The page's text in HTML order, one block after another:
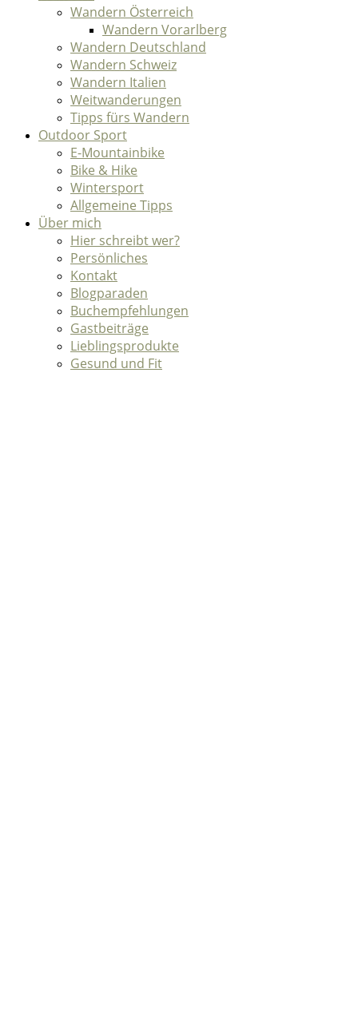
Wandern Österreich
Wandern Vorarlberg
Wandern Deutschland
Wandern Schweiz
Wandern Italien
Weitwanderungen
Tipps fürs Wandern
Outdoor Sport
E-Mountainbike
Bike & Hike
Wintersport
Allgemeine Tipps
Über mich
Hier schreibt wer?
Persönliches
Kontakt
Blogparaden
Buchempfehlungen
Gastbeiträge
Lieblingsprodukte
Gesund und Fit